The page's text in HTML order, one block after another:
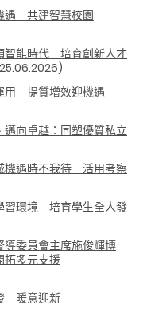
遇 共建智慧校園
智能時代 培育創新人才
用
提質增效迎機遇
向卓越：同塑優質私立
機遇時不我待 活用考察
習環境 培育學生全人發
委員會主席施俊輝博
多元支援
暖意迎新